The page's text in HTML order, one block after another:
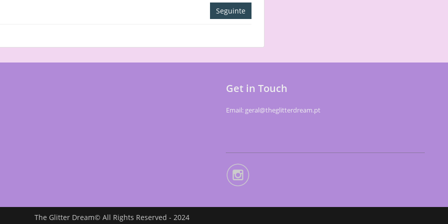
Seguinte
Get in Touch
Email: geral@theglitterdream.pt
The Glitter Dream© All Rights Reserved - 2024